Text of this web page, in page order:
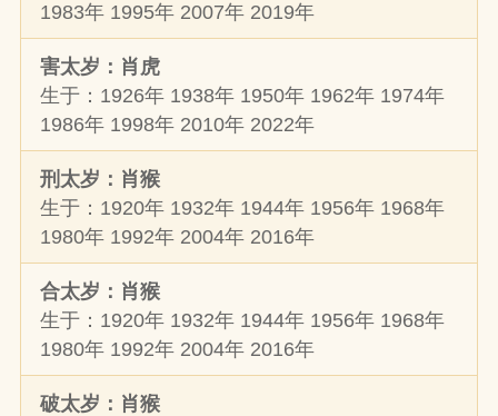
1983年 1995年 2007年 2019年
害太岁：肖虎
生于：1926年 1938年 1950年 1962年 1974年
1986年 1998年 2010年 2022年
刑太岁：肖猴
生于：1920年 1932年 1944年 1956年 1968年
1980年 1992年 2004年 2016年
合太岁：肖猴
生于：1920年 1932年 1944年 1956年 1968年
1980年 1992年 2004年 2016年
破太岁：肖猴